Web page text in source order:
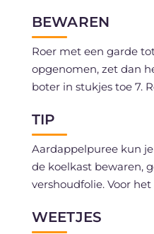
BEWAREN
Roer met een garde
opgenomen, zet dan
boter in stukjes toe 7.
aardappelpuree
TIP
Aardappelpuree kun
de koelkast bewaren,
vershoudfolie. Voor
niet aanbevolen.
WEETJES